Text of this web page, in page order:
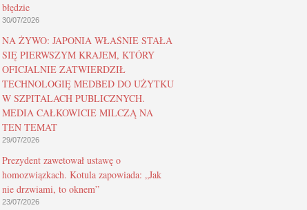
błędzie
30/07/2026
NA ŻYWO: JAPONIA WŁAŚNIE STAŁA
SIĘ PIERWSZYM KRAJEM, KTÓRY
OFICJALNIE ZATWIERDZIŁ
TECHNOLOGIĘ MEDBED DO UŻYTKU
W SZPITALACH PUBLICZNYCH.
MEDIA CAŁKOWICIE MILCZĄ NA
TEN TEMAT
29/07/2026
Prezydent zawetował ustawę o
homozwiązkach. Kotula zapowiada: „Jak
nie drzwiami, to oknem”
23/07/2026